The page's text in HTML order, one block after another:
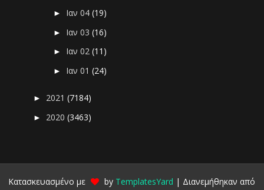
► Ιαν 04(19)
► Ιαν 03(16)
► Ιαν 02(11)
► Ιαν 01(24)
► 2021(7184)
► 2020(3463)
Κατασκευασμένο με by TemplatesYard | Διανεμήθηκαν από